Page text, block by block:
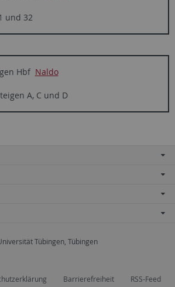
und 32
Hbf Naldo
A, C und D
Tübingen, Tübingen
Barrierefreiheit RSS-Feed